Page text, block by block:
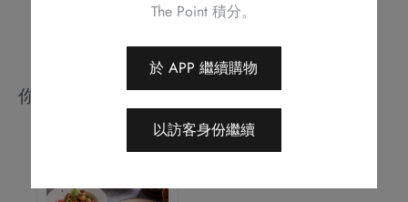
你可能會喜歡
The Point 積分。
於 APP 繼續購物
以訪客身份繼續